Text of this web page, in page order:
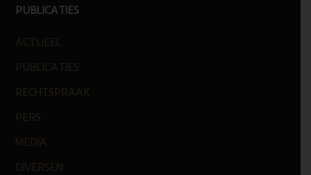
PUBLICATIES
ACTUEEL
PUBLICATIES
RECHTSPRAAK
PERS
MEDIA
DIVERSEN